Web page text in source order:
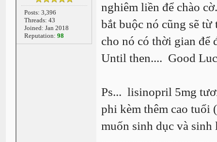
Posts: 3,396
Threads: 43
Joined: Jan 2018
Reputation: 98
nghiêm liền để chào
bắt buộc nó cũng sẽ
cho nó có thời gian để
Until then.... Good
Ps... lisinopril 5mg
phi kèm thêm cao
muốn sinh dục và